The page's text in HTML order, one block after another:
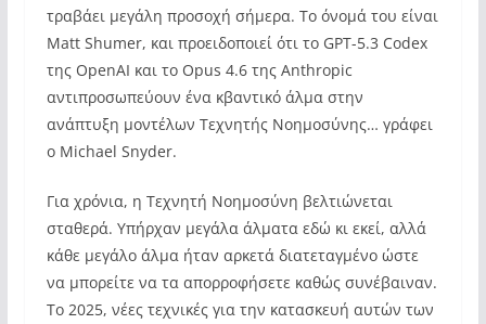
τραβάει μεγάλη προσοχή σήμερα. Το όνομά του είναι
Matt Shumer, και προειδοποιεί ότι το GPT-5.3 Codex
της OpenAI και το Opus 4.6 της Anthropic
αντιπροσωπεύουν ένα κβαντικό άλμα στην
ανάπτυξη μοντέλων Τεχνητής Νοημοσύνης… γράφει
ο Michael Snyder.
Για χρόνια, η Τεχνητή Νοημοσύνη βελτιώνεται
σταθερά. Υπήρχαν μεγάλα άλματα εδώ κι εκεί, αλλά
κάθε μεγάλο άλμα ήταν αρκετά διατεταγμένο ώστε
να μπορείτε να τα απορροφήσετε καθώς συνέβαιναν.
Το 2025, νέες τεχνικές για την κατασκευή αυτών των